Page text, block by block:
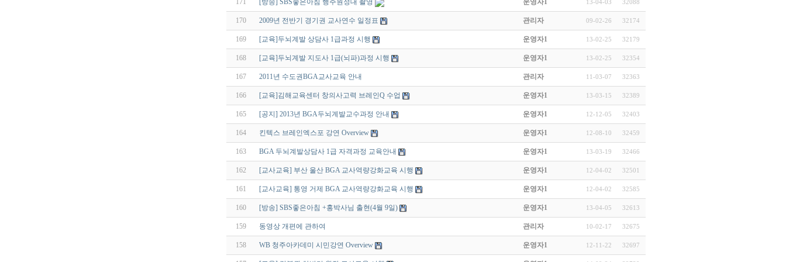
171 [방송] SBS좋은아침 행주원정대 촬영 운영자1 13-04-03 32088
170 2009년 전반기 경기권 교사연수 일정표 관리자 09-02-26 32174
169 [교육]두뇌계발 상담사 1급과정 시행 운영자1 13-02-25 32179
168 [교육]두뇌계발 지도사 1급(뇌파)과정 시행 운영자1 13-02-25 32354
167 2011년 수도권BGA교사교육 안내 관리자 11-03-07 32363
166 [교육]김해교육센터 창의사고력 브레인Q 수업 운영자1 13-03-15 32389
165 [공지] 2013년 BGA두뇌계발교수과정 안내 운영자1 12-12-05 32403
164 킨텍스 브레인엑스포 강연 Overview 운영자1 12-08-10 32459
163 BGA 두뇌계발상담사 1급 자격과정 교육안내 운영자1 13-03-19 32466
162 [교사교육] 부산 울산 BGA 교사역량강화교육 시행 운영자1 12-04-02 32501
161 [교사교육] 통영 거제 BGA 교사역량강화교육 시행 운영자1 12-04-02 32585
160 [방송] SBS좋은아침 +홍박사님 출현(4월 9일) 운영자1 13-04-05 32613
159 동영상 개편에 관하여 관리자 10-02-17 32675
158 WB 청주아카데미 시민강연 Overview 운영자1 12-11-22 32697